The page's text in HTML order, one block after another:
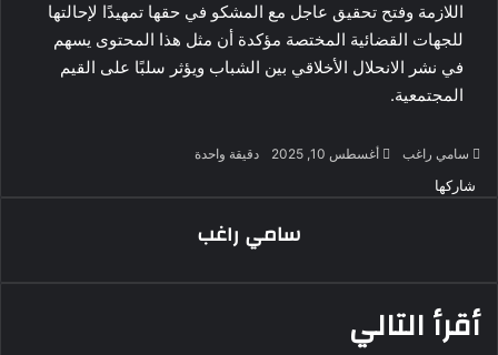
اللازمة وفتح تحقيق عاجل مع المشكو في حقها تمهيدًا لإحالتها
للجهات القضائية المختصة مؤكدة أن مثل هذا المحتوى يسهم
في نشر الانحلال الأخلاقي بين الشباب ويؤثر سلبًا على القيم
المجتمعية.
سامي راغب
أرسلأغسطس 10, 2025 دقيقة واحدة
فيسبوك‫Xلينكدإن
بينتيريست
‫Pocket
واتساب
تيلقرام
ڤايبر
لاين
شاركها
سامي راغب
أقرأ التالي